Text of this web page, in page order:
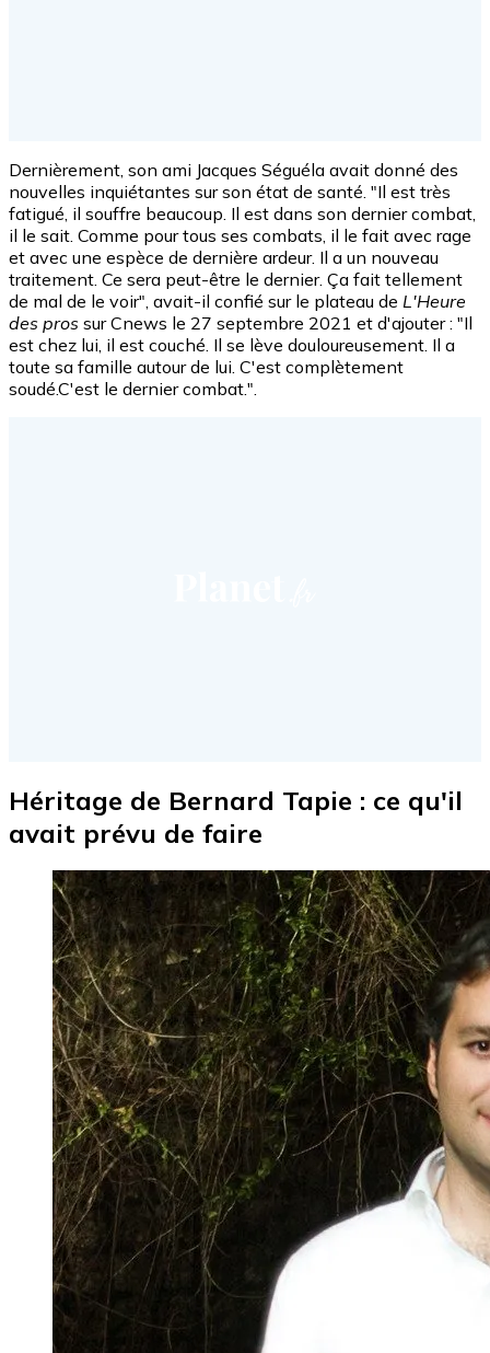
Dernièrement, son ami Jacques Séguéla avait donné des
nouvelles inquiétantes sur son état de santé. "Il est très
fatigué, il souffre beaucoup. Il est dans son dernier combat,
il le sait. Comme pour tous ses combats, il le fait avec rage
et avec une espèce de dernière ardeur. Il a un nouveau
traitement. Ce sera peut-être le dernier. Ça fait tellement
de mal de le voir", avait-il confié sur le plateau de L'Heure
des pros sur Cnews le 27 septembre 2021 et d'ajouter : "Il
est chez lui, il est couché. Il se lève douloureusement. Il a
toute sa famille autour de lui. C'est complètement
soudé.C'est le dernier combat.".
Héritage de Bernard Tapie : ce qu'il
avait prévu de faire